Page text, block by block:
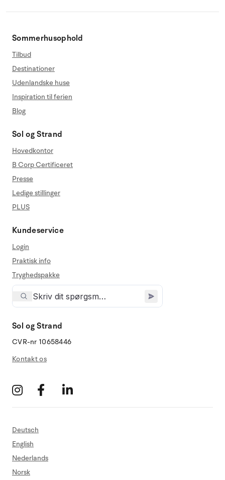
Sommerhusophold
Tilbud
Destinationer
Udenlandske huse
Inspiration til ferien
Blog
Sol og Strand
Hovedkontor
B Corp Certificeret
Presse
Ledige stillinger
PLUS
Kundeservice
Login
Praktisk info
Tryghedspakke
Sol og Strand
CVR-nr 10658446
Kontakt os
Deutsch
English
Nederlands
Norsk